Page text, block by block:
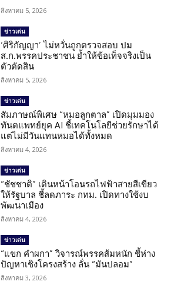
สิงหาคม 5, 2026
ข่าวเด่น
‘ศิริกัญญา’ ไม่หวั่นถูกตรวจสอบ ปม
ส.ก.พรรคประชาชน ย้ำให้ข้อเท็จจริงเป็น
ตัวตัดสิน
สิงหาคม 5, 2026
ข่าวเด่น
สัมภาษณ์พิเศษ “หมอลูกตาล” เปิดมุมมอง
ทันตแพทย์ยุค AI ชี้เทคโนโลยีช่วยรักษาได้
แต่ไม่มีวันแทนหมอได้ทั้งหมด
สิงหาคม 4, 2026
ข่าวเด่น
“ชัชชาติ” เดินหน้าโอนรถไฟฟ้าสายสีเขียว
ให้รัฐบาล ชี้ลดภาระ กทม. เปิดทางใช้งบ
พัฒนาเมือง
สิงหาคม 4, 2026
ข่าวเด่น
“แขก คำผกา” วิจารณ์พรรคส้มหนัก ชี้ห่าง
ปัญหาเชิงโครงสร้าง ลั่น “มันปลอม”
สิงหาคม 3, 2026